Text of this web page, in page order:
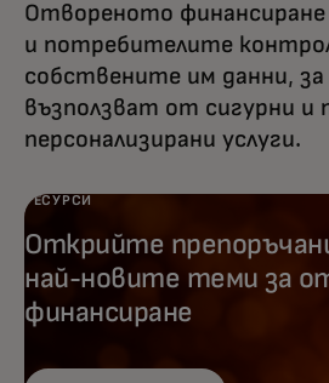
Отвореното финансиране
и потребителите
собствените им данни, за
възползват от сигурни и
персонализирани услуги.
РЕСУРСИ
Открийте
най-новите теми за
финансиране